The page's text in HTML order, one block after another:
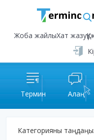
Жоба жайлыХат жазу
Термин Алаң
Категорияны